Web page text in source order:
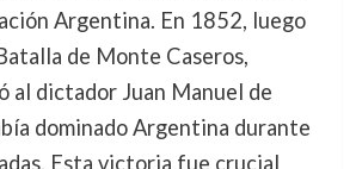
Argentina. En 1852, luego
de Monte Caseros,
al dictador Juan Manuel de
dominado Argentina durante
Esta victoria fue crucial